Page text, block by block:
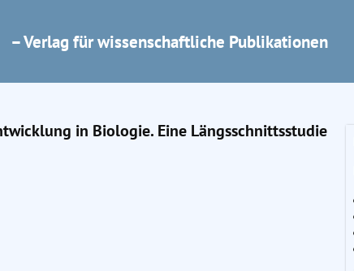
– Verlag für wissenschaftliche Publikationen
in Biologie. Eine Längsschnittsstudie